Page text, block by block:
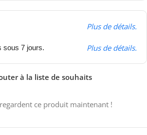
Plus de détails.
sous 7 jours. Plus de détails.
à la liste de souhaits
ce produit maintenant !